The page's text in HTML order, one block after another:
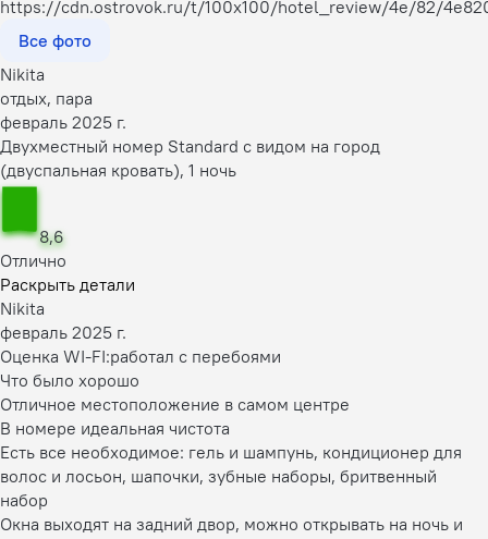
Все фото
Nikita
отдых, пара
февраль 2025 г.
Двухместный номер Standard с видом на город
(двуспальная кровать), 1 ночь
8,6
Отлично
Раскрыть детали
Nikita
февраль 2025 г.
Оценка WI-FI:работал с перебоями
Что было хорошо
Отличное местоположение в самом центре
В номере идеальная чистота
Есть все необходимое: гель и шампунь, кондиционер для
волос и лосьон, шапочки, зубные наборы, бритвенный
набор
Окна выходят на задний двор, можно открывать на ночь и